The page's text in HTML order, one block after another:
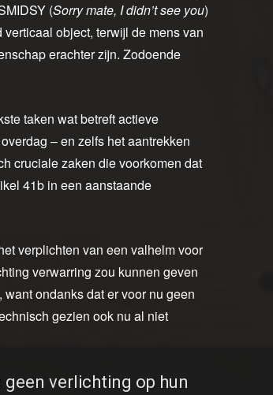
(Sorry mate, I didn’t see you)
object, terwijl de mens van
erachter zijn. Zodoende
taken wat betreft actieve
– en zelfs het aantrekken
cruciale zaken die voorkomen dat
41b in een aanstaande
verplichten van een valhelm voor
verwarring zou kunnen geven
ondanks dat er voor nu geen
gezien ook nu al niet
verlichting op hun